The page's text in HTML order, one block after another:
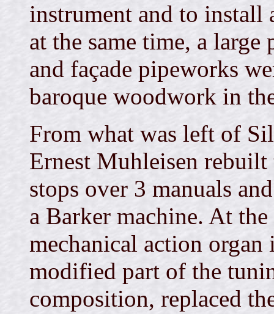
instrument and to install
at the same time, a
and façade pipeworks
baroque woodwork in
From what was left of
Ernest Muhleisen
stops over 3 manuals
a Barker machine. At
mechanical action
modified part of the
composition, replaced